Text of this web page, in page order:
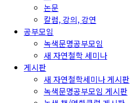
논문
칼럼, 강의, 강연
공부모임
녹색문명공부모임
새 자연철학 세미나
게시판
새 자연철학세미나 게시판
녹색문명공부모임 게시판